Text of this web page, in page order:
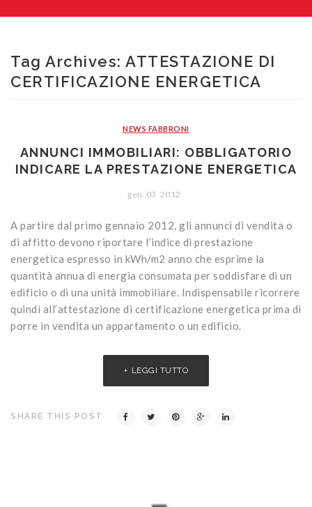
Legno
Legno/Alluminio
Porte
Porte classiche
Studio Baciocchi
Portoni
Massello
Rivestimenti
Persiane in legno
Persiane in PVC
Sportelloni in legno
Zanzariere
ARREDI SU MISURA
CONTATTI
Tag Archives: ATTESTAZIONE DI
CERTIFICAZIONE ENERGETICA
NEWS FABBRONI
ANNUNCI IMMOBILIARI: OBBLIGATORIO
INDICARE LA PRESTAZIONE ENERGETICA
gen 03 2012
A partire dal primo gennaio 2012, gli annunci di vendita o
di affitto devono riportare l’indice di prestazione
energetica espresso in kWh/m2 anno che esprime la
quantità annua di energia consumata per soddisfare di un
edificio o di una unità immobiliare. Indispensabile ricorrere
quindi all’attestazione di certificazione energetica prima di
porre in vendita un appartamento o un edificio.
LEGGI TUTTO
SHARE THIS POST